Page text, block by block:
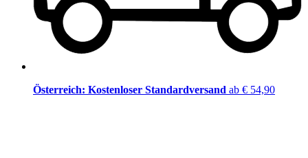
Österreich: Kostenloser Standardversand ab € 54,90